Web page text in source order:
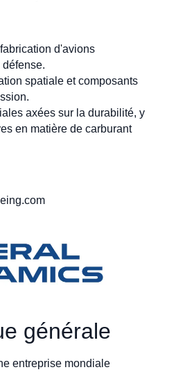
d'avions
spatiale et composants
axées sur la durabilité, y
en matière de carburant
générale
entreprise mondiale